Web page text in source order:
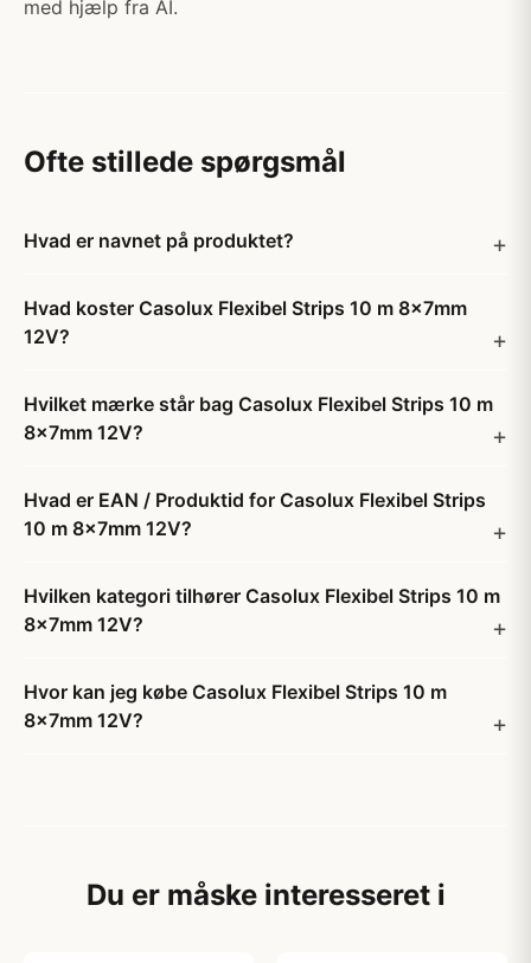
med hjælp fra AI.
Ofte stillede spørgsmål
Hvad er navnet på produktet?
Hvad koster Casolux Flexibel Strips 10 m 8x7mm
12V?
Hvilket mærke står bag Casolux Flexibel Strips 10 m
8x7mm 12V?
Hvad er EAN / Produktid for Casolux Flexibel Strips
10 m 8x7mm 12V?
Hvilken kategori tilhører Casolux Flexibel Strips 10 m
8x7mm 12V?
Hvor kan jeg købe Casolux Flexibel Strips 10 m
8x7mm 12V?
Du er måske interesseret i